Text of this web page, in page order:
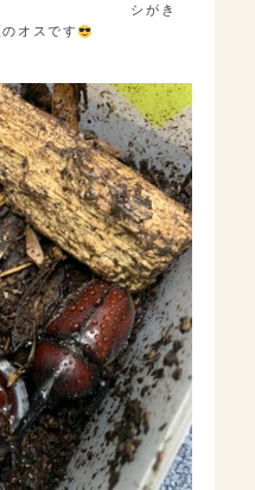
シがき
オスです